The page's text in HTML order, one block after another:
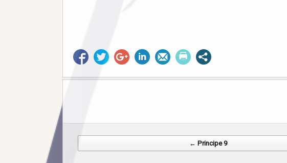
Post navigation← Principe 9